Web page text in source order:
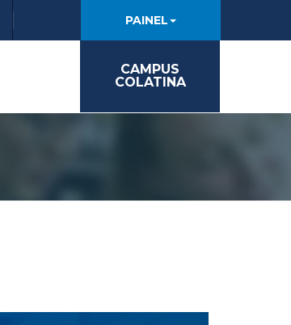
PAINEL
CAMPUS
COLATINA